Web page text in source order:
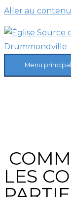
Aller au contenu
Menu principal
LES